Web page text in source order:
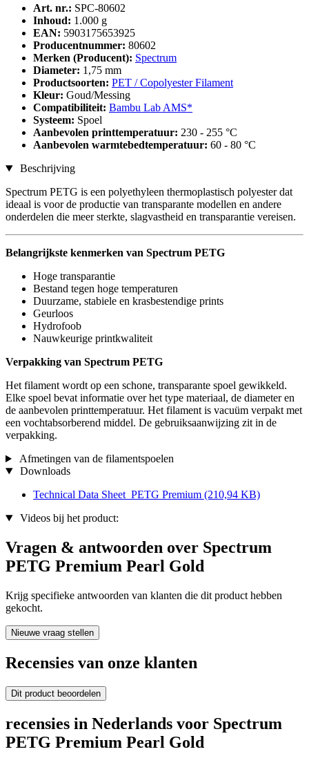
Art. nr.: SPC-80602
Inhoud: 1.000 g
EAN: 5903175653925
Producentnummer: 80602
Merken (Producent): Spectrum
Diameter: 1,75 mm
Productsoorten: PET / Copolyester Filament
Kleur: Goud/Messing
Compatibiliteit: Bambu Lab AMS*
Systeem: Spoel
Aanbevolen printtemperatuur: 230 - 255 °C
Aanbevolen warmtebedtemperatuur: 60 - 80 °C
Beschrijving
Spectrum PETG is een polyethyleen thermoplastisch polyester dat
ideaal is voor de productie van transparante modellen en andere
onderdelen die meer sterkte, slagvastheid en transparantie vereisen.
Belangrijkste kenmerken van Spectrum PETG
Hoge transparantie
Bestand tegen hoge temperaturen
Duurzame, stabiele en krasbestendige prints
Geurloos
Hydrofoob
Nauwkeurige printkwaliteit
Verpakking van Spectrum PETG
Het filament wordt op een schone, transparante spoel gewikkeld.
Elke spoel bevat informatie over het type materiaal, de diameter en
de aanbevolen printtemperatuur. Het filament is vacuüm verpakt met
een vochtabsorberend middel. De gebruiksaanwijzing zit in de
verpakking.
Afmetingen van de filamentspoelen
Downloads
Technical Data Sheet_PETG Premium (210,94 KB)
Videos bij het product:
Vragen & antwoorden over Spectrum
PETG Premium Pearl Gold
Krijg specifieke antwoorden van klanten die dit product hebben
gekocht.
Nieuwe vraag stellen
Recensies van onze klanten
Dit product beoordelen
recensies in Nederlands voor Spectrum
PETG Premium Pearl Gold